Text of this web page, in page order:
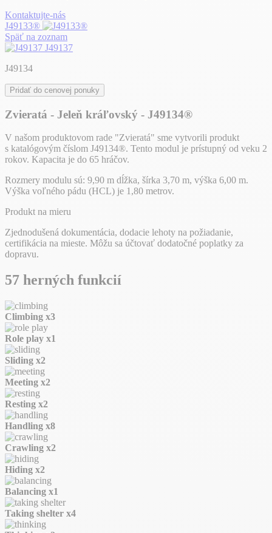
Kontaktujte-nás
J49133®
Späť na zoznam
J49137
J49134
Pridať do cenovej ponuky
Zvieratá - Jeleň kráľovský - J49134®
V našom produktovom rade "Zvieratá" sme vytvorili produkt
s katalógovým číslom J49134®. Tento modul je prístupný od veku 2
rokov. Kapacita je do 65 hráčov.
Rozmery modulu sú: 9,90 m dĺžka, šírka 3,70 m, výška 6,00 m.
Výška voľného pádu (HCL) je 1,80 metrov.
Produkt na mieru
Zjednodušená dokumentácia, dodacie lehoty na požiadanie,
certifikácia na mieste. Môžu sa účtovať dodatočné poplatky za
dopravu.
57 herných funkcií
Climbing x3
Role play x1
Sliding x2
Meeting x2
Resting x2
Handling x8
Crawling x2
Hiding x2
Balancing x1
Taking shelter x4